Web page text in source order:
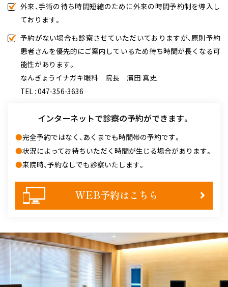
2024.06.02
「千葉県おすすめの白内障手術の名医4人」に掲載されました。
2024.05.24
月に一回の木曜日午前（原則第3週）は稲垣理事長の手術日のため、
外来は休診になります。
外来、手術の待ち時間短縮のために外来の時間予約制を導入し
ております。
予約がない場合も診察させていただいておりますが、原則予約
患者さんを優先的にご案内しているため待ち時間が長くなる可
能性があります。
なんぎょうイナガキ眼科 院長 濱田 真史
TEL : 047-356-3636
インターネットで診察の予約ができます。
●完全予約ではなく、あくまでも時間帯の予約です。
●状況によってお待ちいただく時間が生じる場合があります。
●来院時、予約なしでも診察いたします。
WEB予約はこちら